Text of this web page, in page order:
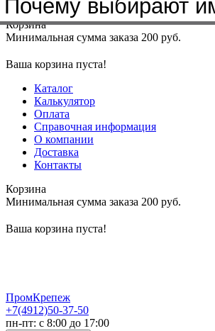
Меню+7(4912)50-37-50sbit@krep62.ru
Корзина
Минимальная сумма заказа 200 руб.
Ваша корзина пуста!
Каталог
Калькулятор
Оплата
Справочная информация
О компании
Доставка
Контакты
Корзина
Минимальная сумма заказа 200 руб.
Ваша корзина пуста!
ПромКрепеж
+7(4912)50-37-50
пн-пт: с 8:00 до 17:00
Почему выбирают